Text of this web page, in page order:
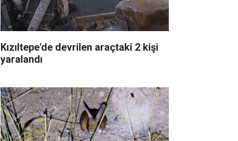
Kızıltepe'de devrilen araçtaki 2 kişi
yaralandı